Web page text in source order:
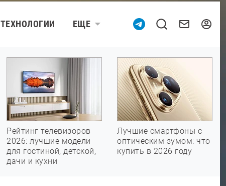
ТЕХНОЛОГИИ ЕЩЕ
Рейтинг телевизоров
2026: лучшие модели
для гостиной, детской,
дачи и кухни
Лучшие смартфоны с
оптическим зумом: что
купить в 2026 году